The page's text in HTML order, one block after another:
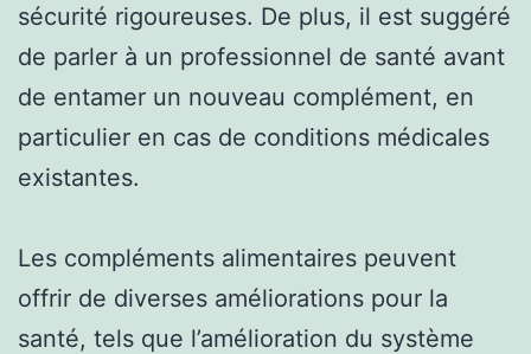
sécurité rigoureuses. De plus, il est suggéré
de parler à un professionnel de santé avant
de entamer un nouveau complément, en
particulier en cas de conditions médicales
existantes.
Les compléments alimentaires peuvent
offrir de diverses améliorations pour la
santé, tels que l’amélioration du système